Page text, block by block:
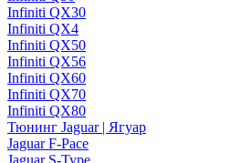
Infiniti QX30
Infiniti QX4
Infiniti QX50
Infiniti QX56
Infiniti QX60
Infiniti QX70
Infiniti QX80
Тюнинг Jaguar | Ягуар
Jaguar F-Pace
Jaguar S-Type